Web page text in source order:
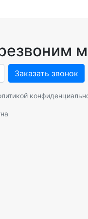
Заказать звонок